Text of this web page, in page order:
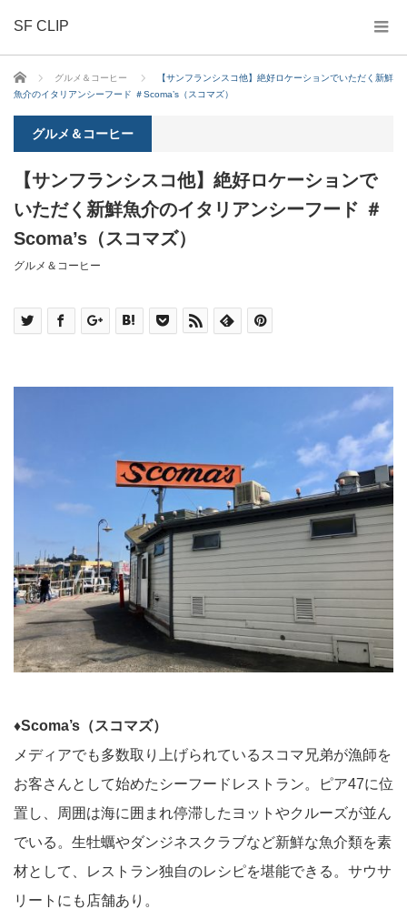
SF CLIP
ホーム グルメ＆コーヒー
【サンフランシスコ他】絶好ロケーションでいただく新鮮
魚介のイタリアンシーフード ＃Scoma’s（スコマズ）
グルメ＆コーヒー
【サンフランシスコ他】絶好ロケーションで
いただく新鮮魚介のイタリアンシーフード ＃
Scoma’s（スコマズ）
グルメ＆コーヒー
♦︎Scoma’s（スコマズ）
メディアでも多数取り上げられているスコマ兄弟が漁師を
お客さんとして始めたシーフードレストラン。ピア47に位
置し、周囲は海に囲まれ停滞したヨットやクルーズが並ん
でいる。生牡蠣やダンジネスクラブなど新鮮な魚介類を素
材として、レストラン独自のレシピを堪能できる。サウサ
リートにも店舗あり。